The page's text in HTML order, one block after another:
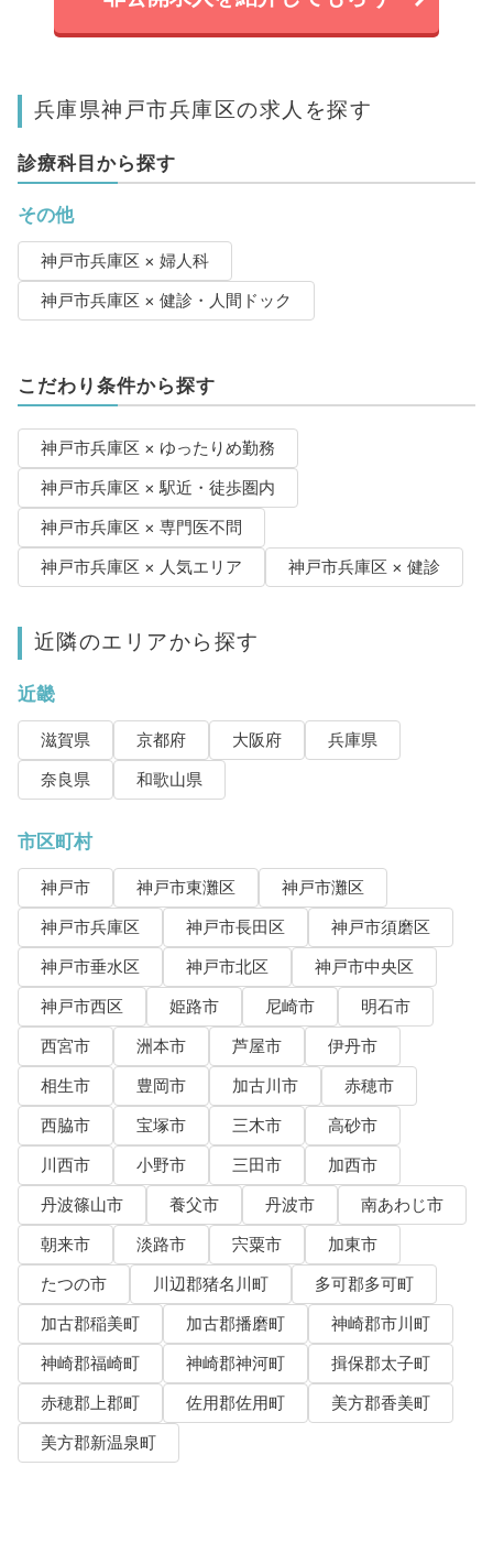
兵庫県神戸市兵庫区の求人を探す
診療科目から探す
その他
神戸市兵庫区 × 婦人科
神戸市兵庫区 × 健診・人間ドック
こだわり条件から探す
神戸市兵庫区 × ゆったりめ勤務
神戸市兵庫区 × 駅近・徒歩圏内
神戸市兵庫区 × 専門医不問
神戸市兵庫区 × 人気エリア
神戸市兵庫区 × 健診
近隣のエリアから探す
近畿
滋賀県 京都府 大阪府
兵庫県
奈良県
和歌山県
市区町村
神戸市 神戸市東灘区
神戸市灘区
神戸市兵庫区
神戸市長田区
神戸市須磨区
神戸市垂水区
神戸市北区
神戸市中央区
神戸市西区
姫路市 尼崎市
明石市
西宮市
洲本市 芦屋市
伊丹市
相生市
豊岡市 加古川市
赤穂市
西脇市
宝塚市 三木市
高砂市
川西市
小野市 三田市
加西市
丹波篠山市
養父市 丹波市
南あわじ市
朝来市
淡路市 宍粟市
加東市
たつの市
川辺郡猪名川町
多可郡多可町
加古郡稲美町
加古郡播磨町
神崎郡市川町
神崎郡福崎町
神崎郡神河町
揖保郡太子町
赤穂郡上郡町
佐用郡佐用町
美方郡香美町
美方郡新温泉町